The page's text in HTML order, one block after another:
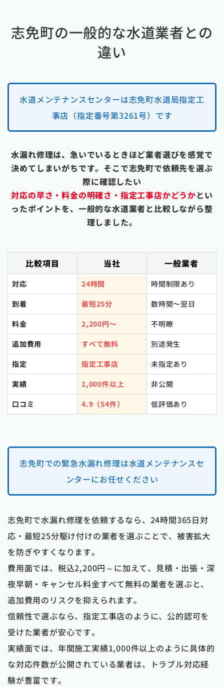
志免町の一般的な水道業者との
違い
水道メンテナンスセンターは志免町水道局指定工
事店（指定番号第3261号）です
水漏れ修理は、急いでいるときほど業者選びを感覚で
決めてしまいがちです。そこで志免町で依頼先を選ぶ
際に確認したい
対応の早さ・料金の明確さ・指定工事店かどうかとい
ったポイントを、一般的な水道業者と比較しながら整
理しました。
比較項目 当社 一般業者
対応 24時間
時間制限あり
到着
最短25分
数時間〜翌日
料金
2,200円〜
不明瞭
追加費用
すべて無料
別途発生
指定
指定工事店
未指定あり
実績
1,000件以上
非公開
口コミ
4.9（54件） 低評価あり
志免町での緊急水漏れ修理は水道メンテナンスセ
ンターにお任せください
志免町で水漏れ修理を依頼するなら、24時間365日対
応・最短25分駆け付けの業者を選ぶことで、被害拡大
を防ぎやすくなります。
費用面では、税込2,200円～に加えて、見積・出張・深
夜早朝・キャンセル料金すべて無料の業者を選ぶと、
追加費用のリスクを抑えられます。
信頼性で選ぶなら、指定工事店のように、公的認可を
受けた業者が安心です。
実績面では、年間施工実績1,000件以上のように具体的
な対応件数が公開されている業者は、トラブル対応経
験が豊富です。